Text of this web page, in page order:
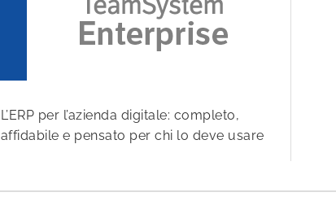
L’ERP per l’azienda digitale: completo,
affidabile e pensato per chi lo deve usare